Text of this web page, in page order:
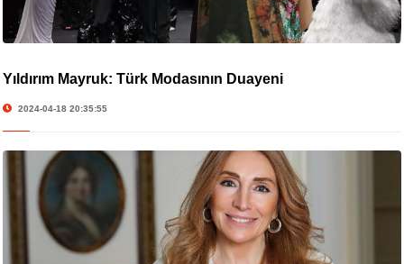
Yıldırım Mayruk: Türk Modasının Duayeni
2024-04-18 20:35:55